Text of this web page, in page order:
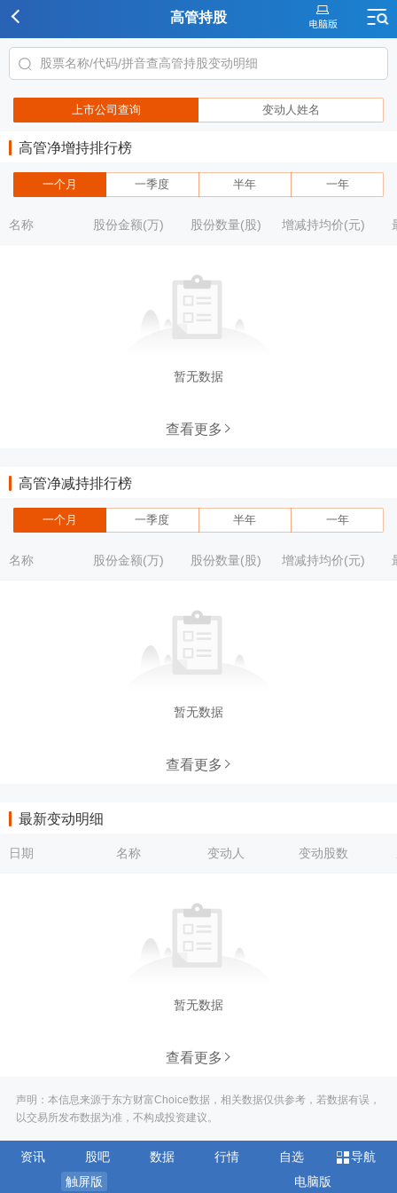
高管持股
上市公司查询 变动人姓名
高管净增持排行榜
一个月 一季度 半年 一年
名称 股份金额(万) 股份数量(股) 增减持均价(元)
暂无数据
查看更多
高管净减持排行榜
一个月 一季度 半年 一年
名称 股份金额(万) 股份数量(股) 增减持均价(元)
暂无数据
查看更多
最新变动明细
日期 名称 变动人 变动股数
暂无数据
查看更多
声明：本信息来源于东方财富Choice数据，相关数据仅供参考，若数据有误，
以交易所发布数据为准，不构成投资建议。
资讯 股吧 数据 行情 自选
导航
触屏版
电脑版